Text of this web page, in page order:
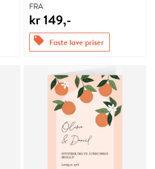
FRA
kr 149,-
offers Faste lave priser